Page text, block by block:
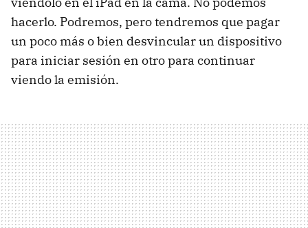
hacerlo. Podremos, pero tendremos que pagar
un poco más o bien desvincular un dispositivo
para iniciar sesión en otro para continuar
viendo la emisión.